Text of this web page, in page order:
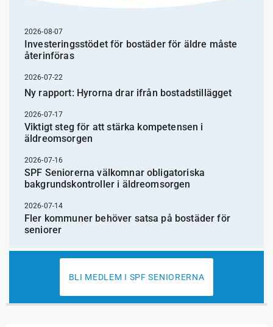
2026-08-07
Investeringsstödet för bostäder för äldre måste
återinföras
2026-07-22
Ny rapport: Hyrorna drar ifrån bostadstillägget
2026-07-17
Viktigt steg för att stärka kompetensen i
äldreomsorgen
2026-07-16
SPF Seniorerna välkomnar obligatoriska
bakgrundskontroller i äldreomsorgen
2026-07-14
Fler kommuner behöver satsa på bostäder för
seniorer
BLI MEDLEM I SPF SENIORERNA